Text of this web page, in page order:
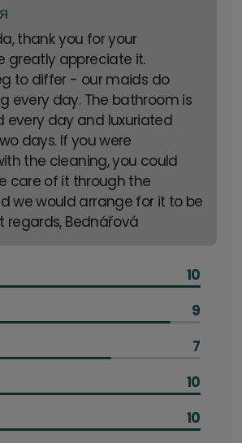
thank you for your
greatly appreciate it.
to differ - our maids do
every day. The bathroom is
every day and luxuriated
days. If you were
the cleaning, you could
care of it through the
we would arrange for it to be
regards, Bednářová
10
9
7
10
10